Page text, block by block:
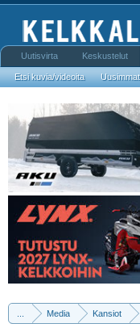
... Media Kansiot
Uutisvirta Keskustelut
Etsi kuvia/videoita